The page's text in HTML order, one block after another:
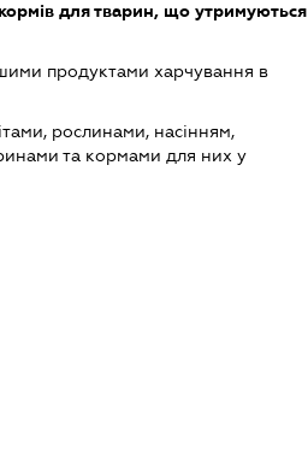
для тварин, що утримуються
продуктами харчування в
рослинами, насінням,
та кормами для них у